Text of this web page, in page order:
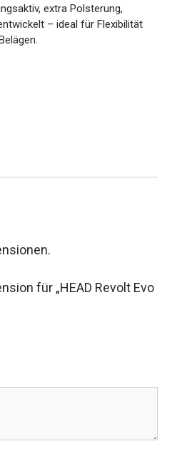
extra Polsterung,
– ideal für Flexibilität
für „HEAD Revolt Evo